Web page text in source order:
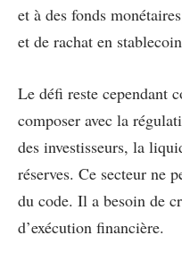
et à des fonds
et de rachat en
Le défi reste cependant
composer avec la
des investisseurs, la
réserves. Ce secteur ne
du code. Il a besoin de
d’exécution financière.